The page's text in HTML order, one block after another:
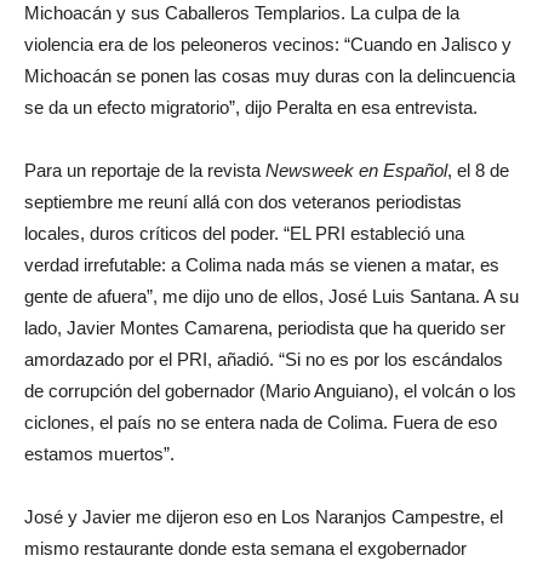
Michoacán y sus Caballeros Templarios. La culpa de la
violencia era de los peleoneros vecinos: “Cuando en Jalisco y
Michoacán se ponen las cosas muy duras con la delincuencia
se da un efecto migratorio”, dijo Peralta en esa entrevista.
Para un reportaje de la revista Newsweek en Español, el 8 de
septiembre me reuní allá con dos veteranos periodistas
locales, duros críticos del poder. “EL PRI estableció una
verdad irrefutable: a Colima nada más se vienen a matar, es
gente de afuera”, me dijo uno de ellos, José Luis Santana. A su
lado, Javier Montes Camarena, periodista que ha querido ser
amordazado por el PRI, añadió. “Si no es por los escándalos
de corrupción del gobernador (Mario Anguiano), el volcán o los
ciclones, el país no se entera nada de Colima. Fuera de eso
estamos muertos”.
José y Javier me dijeron eso en Los Naranjos Campestre, el
mismo restaurante donde esta semana el exgobernador